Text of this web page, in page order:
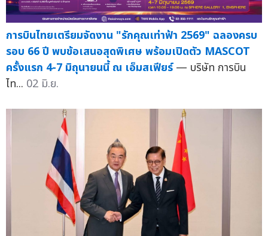
การบินไทยเตรียมจัดงาน "รักคุณเท่าฟ้า 2569" ฉลองครบ
รอบ 66 ปี พบข้อเสนอสุดพิเศษ พร้อมเปิดตัว MASCOT
ครั้งแรก 4-7 มิถุนายนนี้ ณ เอ็มสเฟียร์ — บริษัท การบิน
ไท... 02 มิ.ย.